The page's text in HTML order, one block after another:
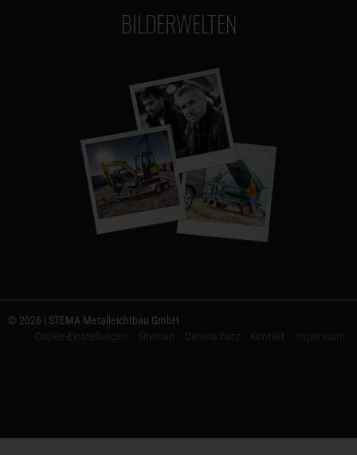
BILDERWELTEN
© 2026 | STEMA Metalleichtbau GmbH